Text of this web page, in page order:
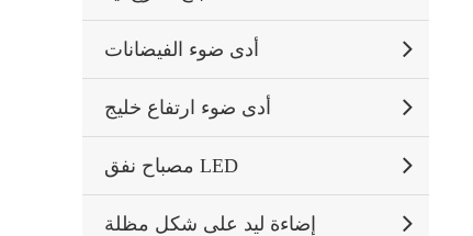
أدى ضوء الفيضانات
أدى ضوء ارتفاع خليج
مصباح نفق LED
إضاءة ليد على شكل مظلة